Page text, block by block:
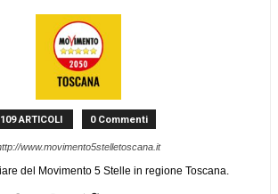
109 ARTICOLI 0 Commenti
www.movimento5stelletoscana.it
del Movimento 5 Stelle in regione Toscana.